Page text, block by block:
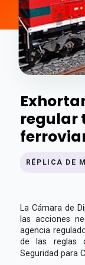
regular
RÉPLICA DE
La Cámara de
las acciones
agencia
de las reglas
Seguridad para